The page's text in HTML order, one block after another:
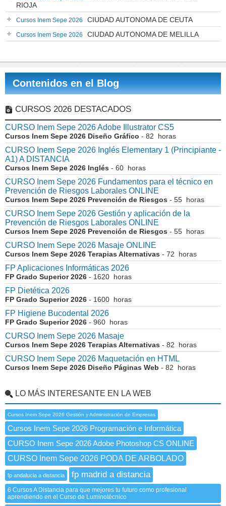
RIOJA
Cursos Inem Sepe 2026 CIUDAD AUTONOMA DE CEUTA
Cursos Inem Sepe 2026 CIUDAD AUTONOMA DE MELILLA
Contenidos en el Blog
CURSOS 2026 DESTACADOS
CURSO Inem Sepe 2026 Adobe Illustrator CS5
Cursos Inem Sepe 2026 Diseño Gráfico - 82 horas
CURSO Inem Sepe 2026 Inglés Elementary 1 (Principiante -
A1) A DISTANCIA
Cursos Inem Sepe 2026 Inglés - 60 horas
CURSO Inem Sepe 2026 Fundamentos para el técnico en
Prevención de Riesgos Laborales ONLINE
Cursos Inem Sepe 2026 Prevención de Riesgos - 55 horas
CURSO Inem Sepe 2026 Gestión y aplicación de la
Prevención de Riesgos Laborales ONLINE
Cursos Inem Sepe 2026 Prevención de Riesgos - 55 horas
CURSO Inem Sepe 2026 Masaje ONLINE
Cursos Inem Sepe 2026 Terapias Alternativas - 72 horas
FP Aplicaciones Informáticas 2026
FP Grado Superior 2026 - 1620 horas
FP Dietética 2026
FP Grado Superior 2026 - 1600 horas
FP Higiene Bucodental 2026
FP Grado Superior 2026 - 960 horas
CURSO Inem Sepe 2026 Masaje
Cursos Inem Sepe 2026 Terapias Alternativas - 82 horas
CURSO Inem Sepe 2026 Maquetación en HTML
Cursos Inem Sepe 2026 Diseño Páginas Web - 82 horas
LO MÁS INTERESANTE EN LA WEB
Cursos Inem Sepe 2026 Gestión y Administración de Empresas
Cursos Inem Sepe 2026 Programación e Informática
CURSO Inem Sepe 2026 Adobe Photoshop CS ONLINE
CURSO Inem Sepe 2026 PODA DE ARBOLADO
fp andalucia a distancia fp madrid a distancia
6 Cursos A Distancia para que mejores tu futuro como profesional
aprendiendo en el Curso de Luminotécnico